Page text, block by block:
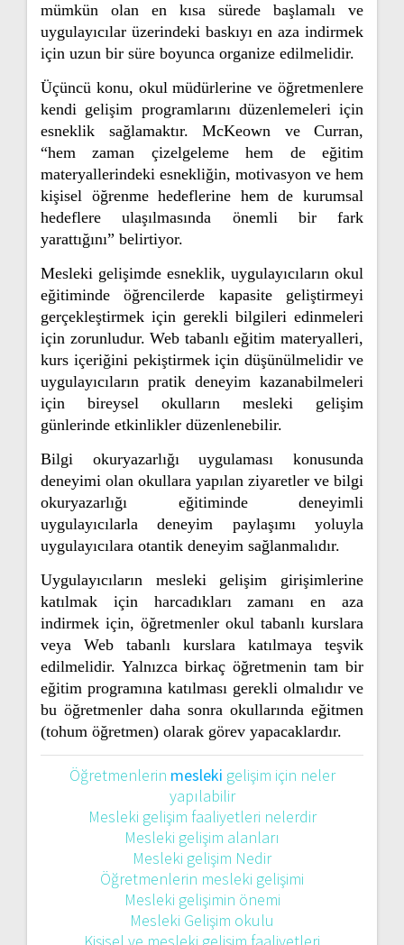
mümkün olan en kısa sürede başlamalı ve
uygulayıcılar üzerindeki baskıyı en aza indirmek
için uzun bir süre boyunca organize edilmelidir.
Üçüncü konu, okul müdürlerine ve öğretmenlere
kendi gelişim programlarını düzenlemeleri için
esneklik sağlamaktır. McKeown ve Curran,
“hem zaman çizelgeleme hem de eğitim
materyallerindeki esnekliğin, motivasyon ve hem
kişisel öğrenme hedeflerine hem de kurumsal
hedeflere ulaşılmasında önemli bir fark
yarattığını” belirtiyor.
Mesleki gelişimde esneklik, uygulayıcıların okul
eğitiminde öğrencilerde kapasite geliştirmeyi
gerçekleştirmek için gerekli bilgileri edinmeleri
için zorunludur. Web tabanlı eğitim materyalleri,
kurs içeriğini pekiştirmek için düşünülmelidir ve
uygulayıcıların pratik deneyim kazanabilmeleri
için bireysel okulların mesleki gelişim
günlerinde etkinlikler düzenlenebilir.
Bilgi okuryazarlığı uygulaması konusunda
deneyimi olan okullara yapılan ziyaretler ve bilgi
okuryazarlığı eğitiminde deneyimli
uygulayıcılarla deneyim paylaşımı yoluyla
uygulayıcılara otantik deneyim sağlanmalıdır.
Uygulayıcıların mesleki gelişim girişimlerine
katılmak için harcadıkları zamanı en aza
indirmek için, öğretmenler okul tabanlı kurslara
veya Web tabanlı kurslara katılmaya teşvik
edilmelidir. Yalnızca birkaç öğretmenin tam bir
eğitim programına katılması gerekli olmalıdır ve
bu öğretmenler daha sonra okullarında eğitmen
(tohum öğretmen) olarak görev yapacaklardır.
Öğretmenlerin mesleki gelişim için neler
yapılabilir
Mesleki gelişim faaliyetleri nelerdir
Mesleki gelişim alanları
Mesleki gelişim Nedir
Öğretmenlerin mesleki gelişimi
Mesleki gelişimin önemi
Mesleki Gelişim okulu